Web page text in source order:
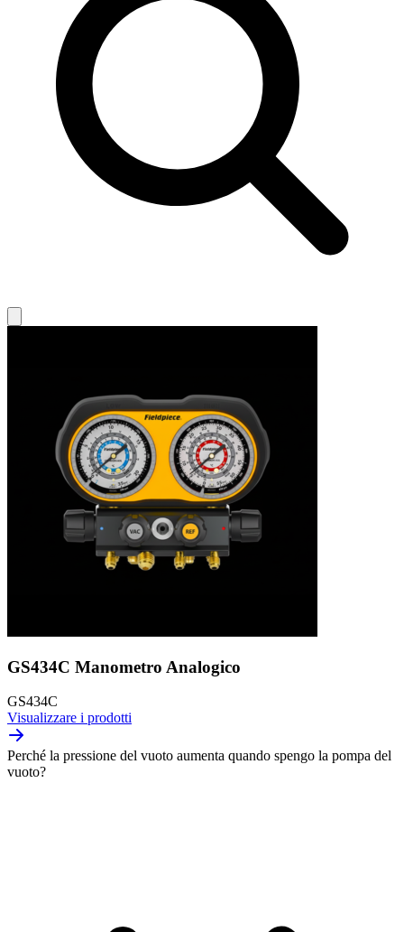
GS434C Manometro Analogico
GS434C
Visualizzare i prodotti
Perché la pressione del vuoto aumenta quando spengo la pompa del
vuoto?